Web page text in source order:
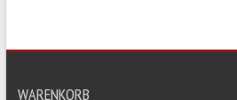
WARENKORB